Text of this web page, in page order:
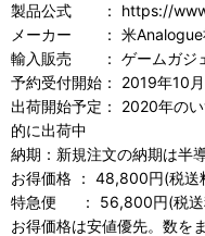
製品公式 ： https://
メーカー ： 米Analogue
輸入販売 ： ゲームガジ
予約受付開始： 2019年10
出荷開始予定： 2020年の
的に出荷中
納期：新規注文の納期は半
お得価格 ： 48,800円(税送
特急便 ： 56,800円(税送
お得価格は安値優先。数を